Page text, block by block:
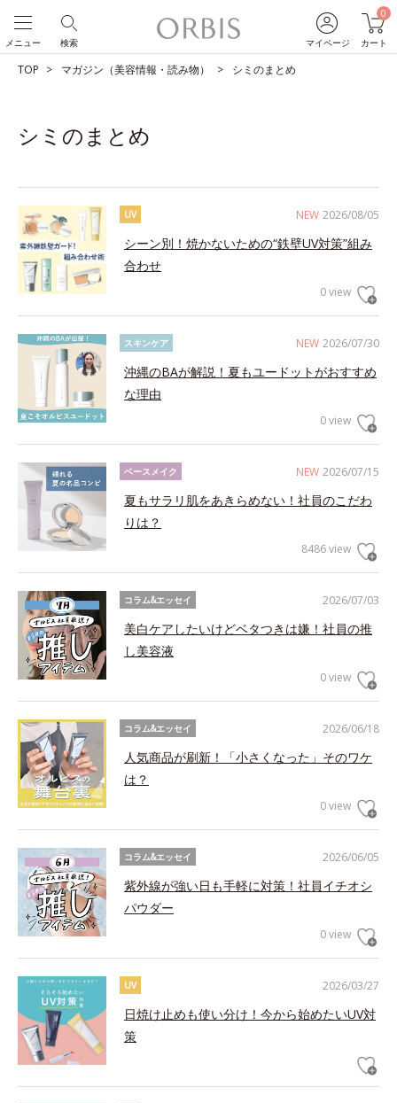
マイページ
0
カート
検索
メニュー
TOP マガジン（美容情報・読み物） シミのまとめ
シミのまとめ
NEW 2026/08/05
UV
シーン別！焼かないための“鉄壁UV対策”組み
合わせ
0 view
NEW 2026/07/30
スキンケア
沖縄のBAが解説！夏もユードットがおすすめ
な理由
0 view
NEW 2026/07/15
ベースメイク
夏もサラリ肌をあきらめない！社員のこだわ
りは？
8486 view
2026/07/03
コラム&エッセイ
美白ケアしたいけどベタつきは嫌！社員の推
し美容液
0 view
2026/06/18
コラム&エッセイ
人気商品が刷新！「小さくなった」そのワケ
は？
0 view
2026/06/05
コラム&エッセイ
紫外線が強い日も手軽に対策！社員イチオシ
パウダー
0 view
2026/03/27
UV
日焼け止めも使い分け！今から始めたいUV対
策